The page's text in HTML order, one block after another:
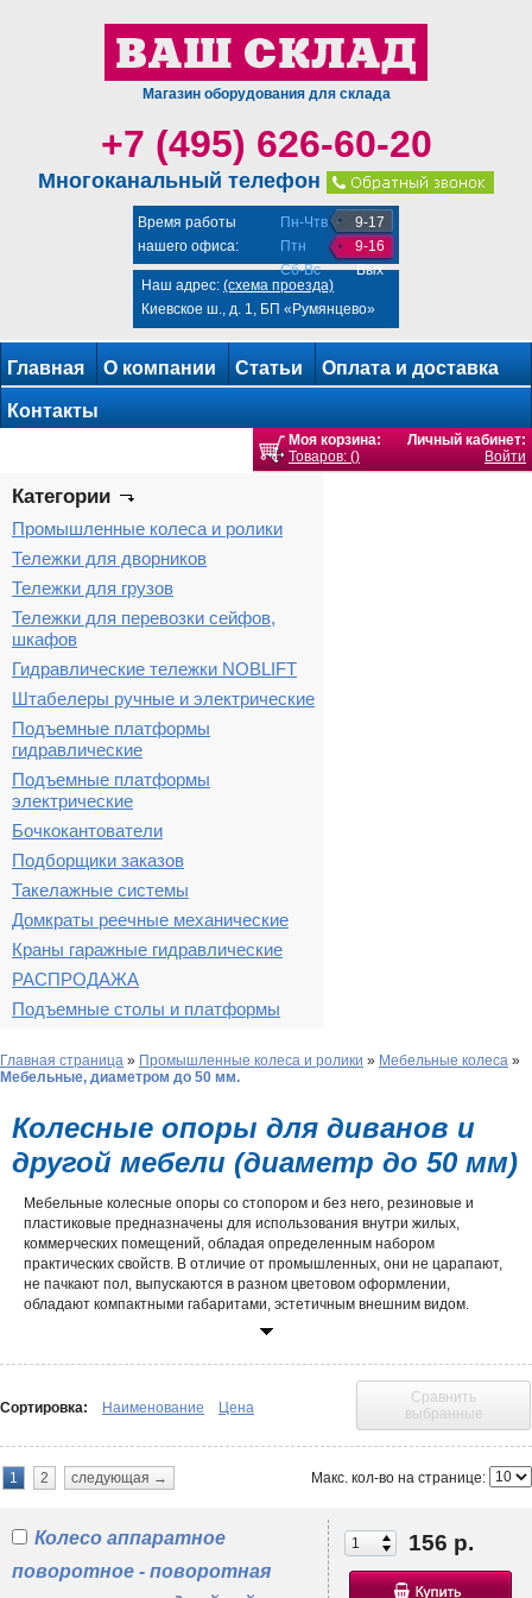
Магазин оборудования для склада
+7 (495) 626-60-20
Многоканальный телефон
Время работы
нашего офиса:
Пн-Чтв
Птн
Сб-Вс
9-17
9-16
Вых
Наш адрес: (схема проезда)
Киевское ш., д. 1, БП «Румянцево»
Главная О компании Статьи Оплата и доставка
Контакты
Моя корзина:
Товаров: ()
Личный кабинет:
Войти
Категории
Промышленные колеса и ролики
Тележки для дворников
Тележки для грузов
Тележки для перевозки сейфов,
шкафов
Гидравлические тележки NOBLIFT
Штабелеры ручные и электрические
Подъемные платформы
гидравлические
Подъемные платформы
электрические
Бочкокантователи
Подборщики заказов
Такелажные системы
Домкраты реечные механические
Краны гаражные гидравлические
РАСПРОДАЖА
Подъемные столы и платформы
Главная страница » Промышленные колеса и ролики » Мебельные колеса »
Мебельные, диаметром до 50 мм.
Колесные опоры для диванов и
другой мебели (диаметр до 50 мм)
Мебельные колесные опоры со стопором и без него, резиновые и
пластиковые предназначены для использования внутри жилых,
коммерческих помещений, обладая определенным набором
практических свойств. В отличие от промышленных, они не царапают,
не пачкают пол, выпускаются в разном цветовом оформлении,
обладают компактными габаритами, эстетичным внешним видом.
мебельных колес
движения по неровным поверхностям, преодоления различных
препятствий. Они созданы для повышения удобства использования
всевозможных стеллажей, тумб, пуфов, мягких обеденных зон, в
предмет интерьера на колесах силами одного человека;
• придания мобильности, возможности перевезти продукты питания,
выставочный экспонат, рекламную конструкцию;
• поддержки дверей, перегородок и прочих элементов, обеспечивая
возможность трансформации мебели.
Сортировка: Наименование Цена
Сравнить
выбранные
Макс. кол-во на странице:
1 2 следующая →
156 р.
Колесо аппаратное
поворотное - поворотная